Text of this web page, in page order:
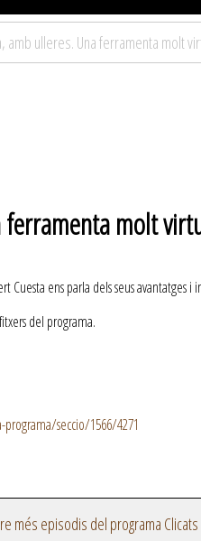
amb ulleres. Una ferramenta molt
ferramenta molt
Cuesta ens parla dels seus avantatges i
del programa.
seccio/1566/4271
més episodis del programa Clicats